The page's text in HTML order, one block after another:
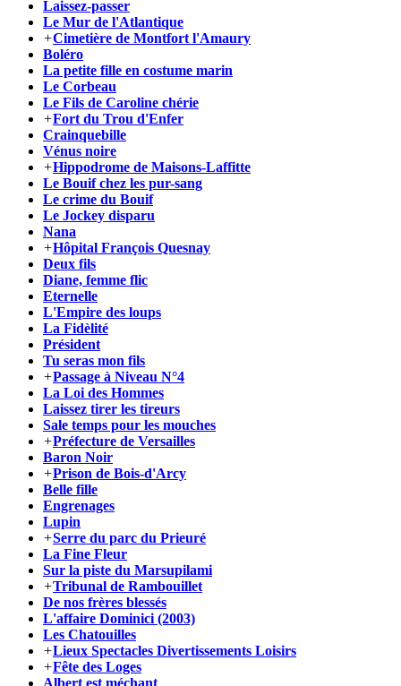
Laissez-passer
Le Mur de l'Atlantique
+Cimetière de Montfort l'Amaury
Boléro
La petite fille en costume marin
Le Corbeau
Le Fils de Caroline chérie
+Fort du Trou d'Enfer
Crainquebille
Vénus noire
+Hippodrome de Maisons-Laffitte
Le Bouif chez les pur-sang
Le crime du Bouif
Le Jockey disparu
Nana
+Hôpital François Quesnay
Deux fils
Diane, femme flic
Eternelle
L'Empire des loups
La Fidèlité
Président
Tu seras mon fils
+Passage à Niveau N°4
La Loi des Hommes
Laissez tirer les tireurs
Sale temps pour les mouches
+Préfecture de Versailles
Baron Noir
+Prison de Bois-d'Arcy
Belle fille
Engrenages
Lupin
+Serre du parc du Prieuré
La Fine Fleur
Sur la piste du Marsupilami
+Tribunal de Rambouillet
De nos frères blessés
L'affaire Dominici (2003)
Les Chatouilles
+Lieux Spectacles Divertissements Loisirs
+Fête des Loges